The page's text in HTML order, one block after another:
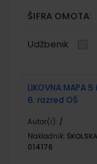
ŠIFRA OMOTA:
Udžbenik
LIKOVNA
6. razred OŠ
Autor(i): /
Nakladnik:
014176